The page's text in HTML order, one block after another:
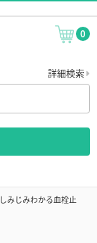
0
詳細検索
しみじみわかる血栓止